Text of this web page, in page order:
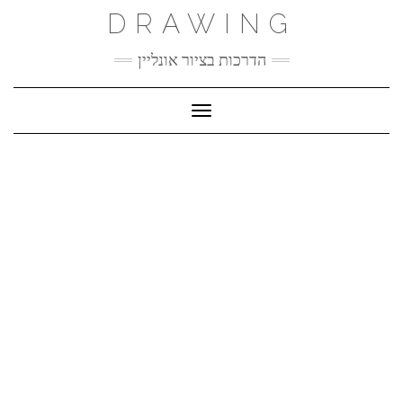
DRAWING
הדרכות בציור אונליין
Toggle Navigation